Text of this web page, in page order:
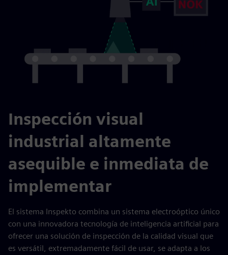
Inspección visual
industrial altamente
asequible e inmediata de
implementar
El sistema Inspekto combina un sistema electroóptico único
con una innovadora tecnología de inteligencia artificial para
ofrecer una solución de inspección de la calidad visual que
es versátil, extremadamente fácil de usar, se adapta a los